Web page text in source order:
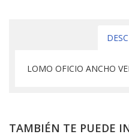
LOMO OFICIO ANCHO
TAMBIÉN TE PUEDE